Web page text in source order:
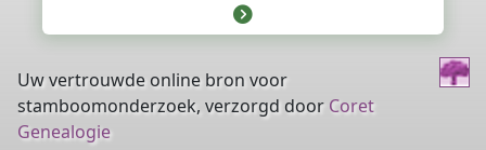
Uw vertrouwde online bron voor
stamboomonderzoek, verzorgd door Coret
Genealogie